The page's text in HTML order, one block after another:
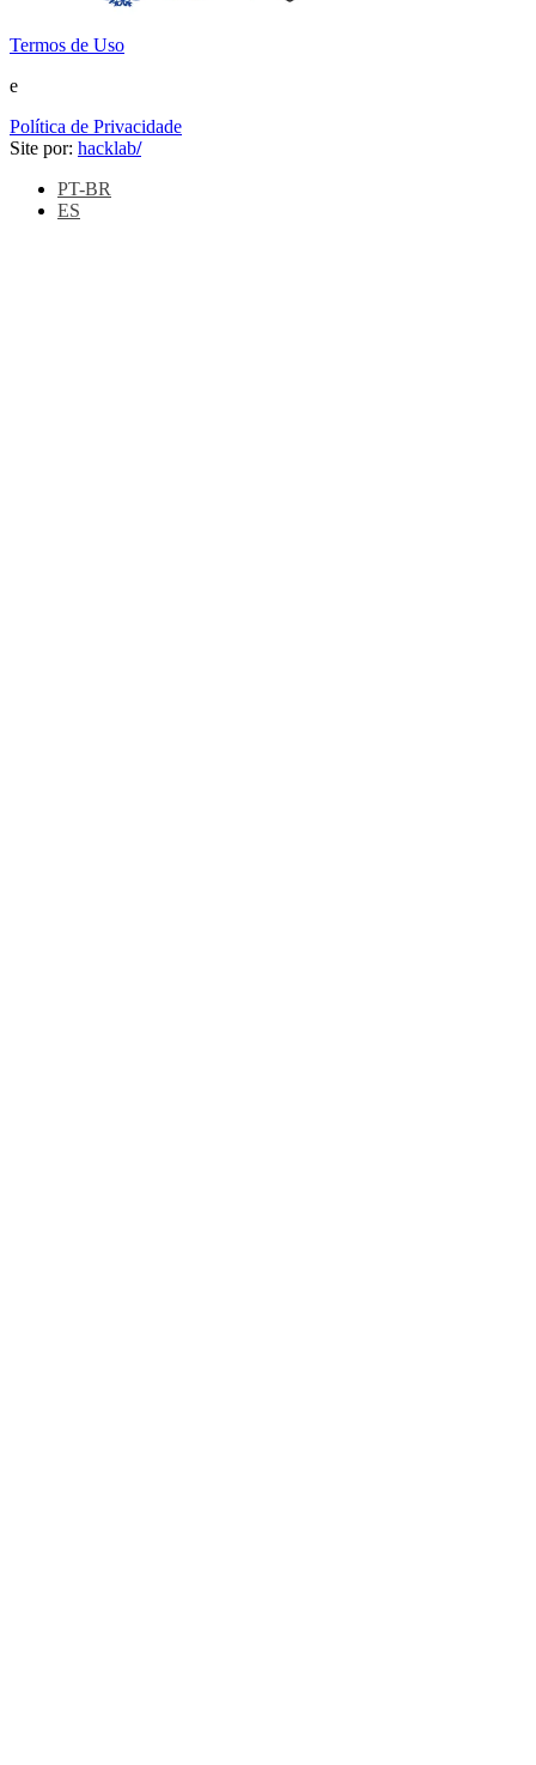
Termos de Uso
e
Política de Privacidade
Site por: hacklab/
PT-BR
ES